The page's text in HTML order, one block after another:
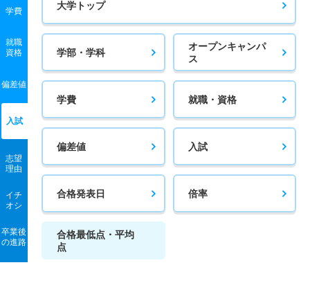
学費
就職
資格
偏差値
入試
志望
理由
イチ
オシ
卒業後
の進路
大学トップ
学部・学科
オープンキャンパ
ス
学費 就職・資格
偏差値 入試
合格発表日 倍率
合格最低点・平均
点